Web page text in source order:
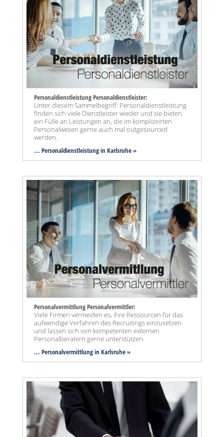
Personaldienstleistung Personaldienstleister:
Unter diesem Sammelbegriff: Personaldienstleistung
finden sich viele Dienstleister wieder und sie bieten
ein Fülle an Leistungen an, die im komplizeirten
Personalwesen gerne auch mal outgesourced
werden.
... Personaldienstleistung in Karlsruhe »
Personalvermittlung Personalvermittler:
Viele Firmen vermeiden es, ihre Ressourcen für das
aufwendige Verfahren des Recruitings einzusetzen
und lassen sich von kompetenten externen
Personalberatern gerne unterstützen.
... Personalvermittlung in Karlsruhe »